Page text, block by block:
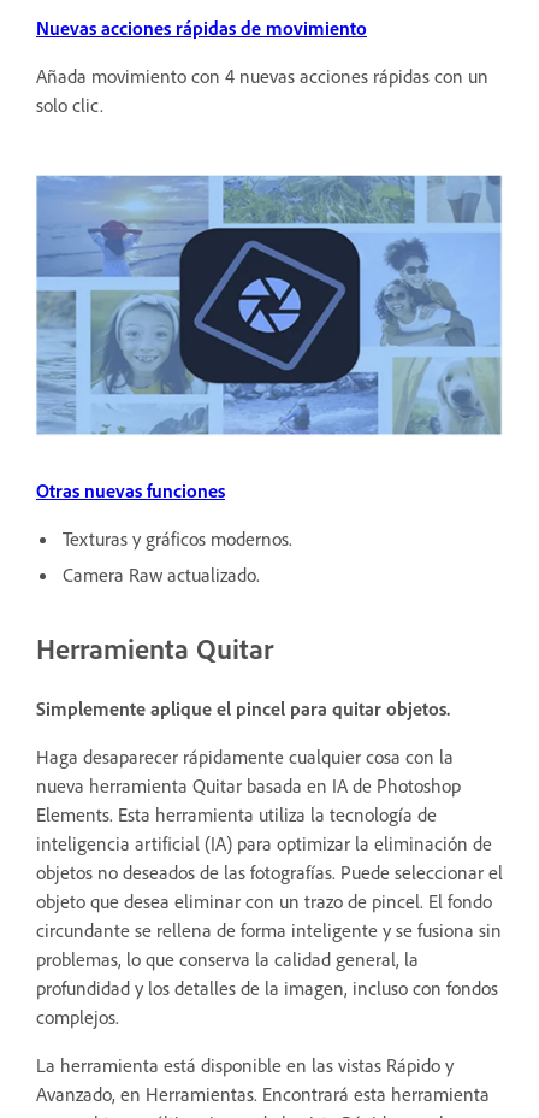
Nuevas acciones rápidas de movimiento
Añada movimiento con 4 nuevas acciones rápidas con un
solo clic.
Otras nuevas funciones
Texturas y gráficos modernos.
Camera Raw actualizado.
Herramienta Quitar
Simplemente aplique el pincel para quitar objetos.
Haga desaparecer rápidamente cualquier cosa con la
nueva herramienta Quitar basada en IA de Photoshop
Elements. Esta herramienta utiliza la tecnología de
inteligencia artificial (IA) para optimizar la eliminación de
objetos no deseados de las fotografías. Puede seleccionar el
objeto que desea eliminar con un trazo de pincel. El fondo
circundante se rellena de forma inteligente y se fusiona sin
problemas, lo que conserva la calidad general, la
profundidad y los detalles de la imagen, incluso con fondos
complejos.
La herramienta está disponible en las vistas Rápido y
Avanzado, en Herramientas. Encontrará esta herramienta